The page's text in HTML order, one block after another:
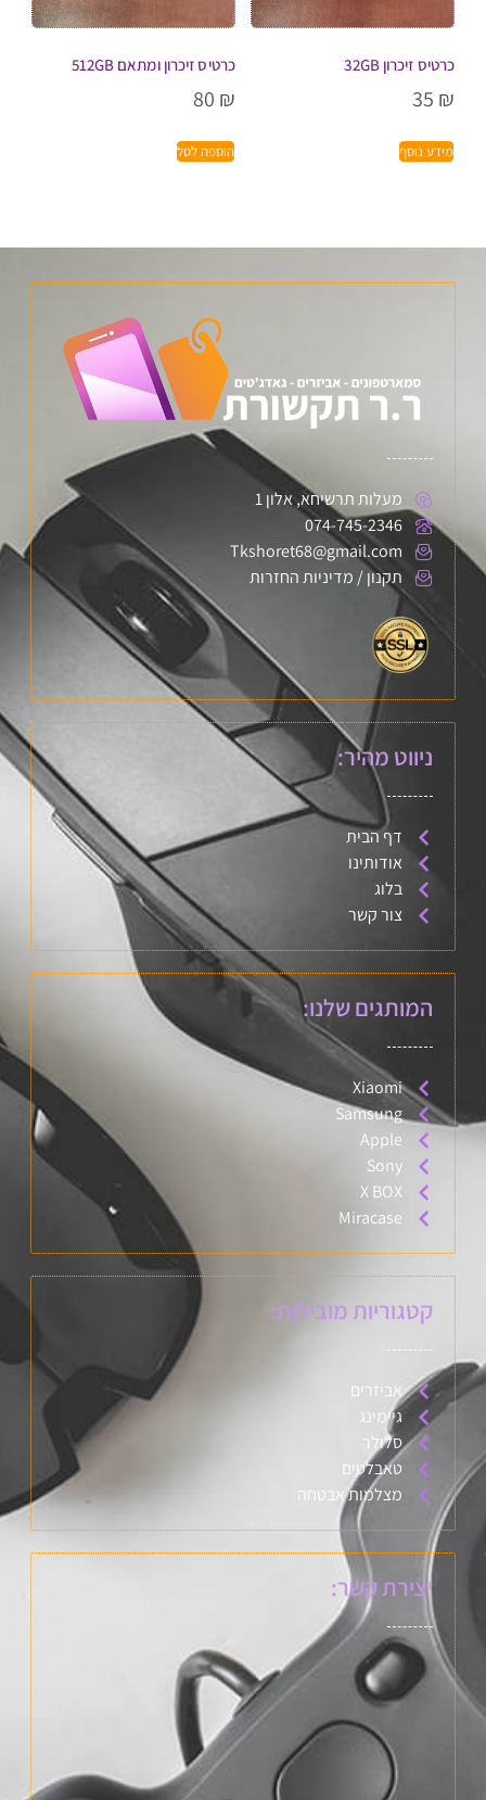
כרטיס זיכרון 32GB
35 ₪
מידע נוסף
כרטיס זיכרון ומתאם 512GB
80 ₪
הוספה לסל
מעלות תרשיחא, אלון 1
074-745-2346
Tkshoret68@gmail.com
תקנון / מדיניות החזרות
ניווט מהיר:
דף הבית
אודותינו
בלוג
צור קשר
המותגים שלנו:
Xiaomi
Samsung
Apple
Sony
X BOX
Miracase
קטגוריות מובילות:
אביזרים
גיימינג
סלולר
טאבלטים
מצלמות אבטחה
יצירת קשר: